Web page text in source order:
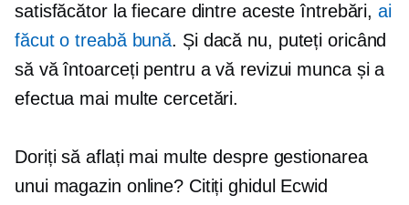
satisfăcător la fiecare dintre aceste întrebări,ai
făcut o treabă bună. Și dacă nu, puteți oricând
să vă întoarceți pentru a vă revizui munca și a
efectua mai multe cercetări.
Doriți să aflați mai multe despre gestionarea
unui magazin online? Citiți ghidul Ecwid